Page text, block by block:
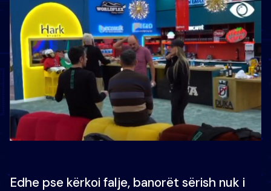
Edhe pse kërkoi falje, banorët sërish nuk i